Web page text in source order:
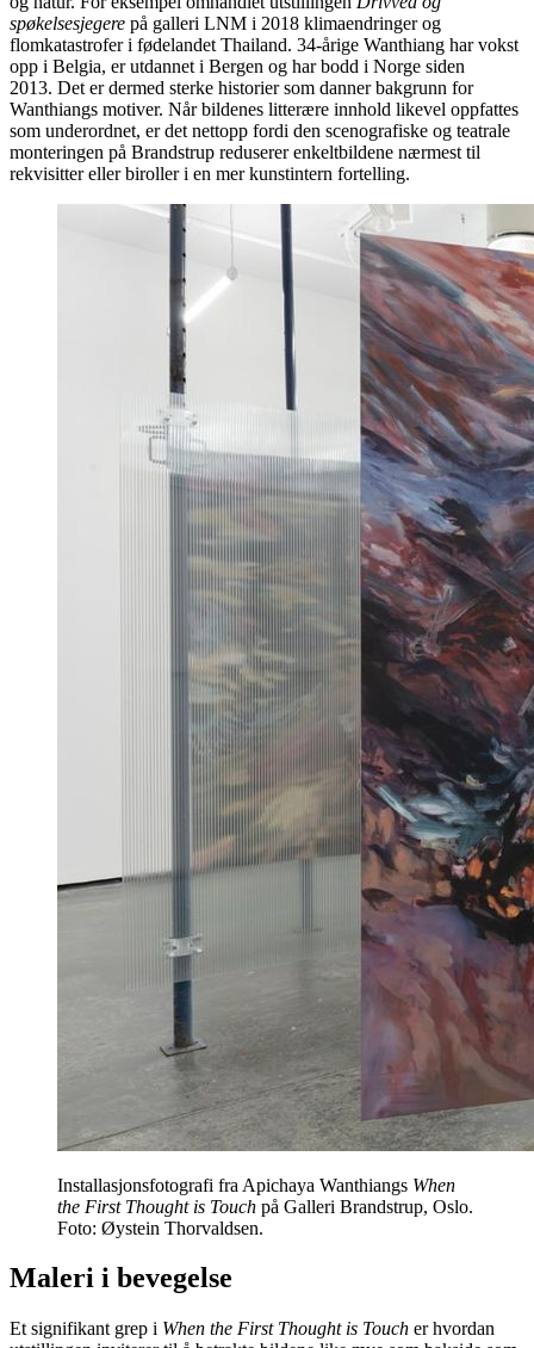
spøkelsesjegere på galleri LNM i 2018 klimaendringer og
flomkatastrofer i fødelandet Thailand. 34-årige Wanthiang har vokst
opp i Belgia, er utdannet i Bergen og har bodd i Norge siden
2013. Det er dermed sterke historier som danner bakgrunn for
Wanthiangs motiver. Når bildenes litterære innhold likevel oppfattes
som underordnet, er det nettopp fordi den scenografiske og teatrale
monteringen på Brandstrup reduserer enkeltbildene nærmest til
rekvisitter eller biroller i en mer kunstintern fortelling.
Installasjonsfotografi fra Apichaya Wanthiangs When
the First Thought is Touch på Galleri Brandstrup, Oslo.
Foto: Øystein Thorvaldsen.
Maleri i bevegelse
Et signifikant grep i When the First Thought is Touch er hvordan